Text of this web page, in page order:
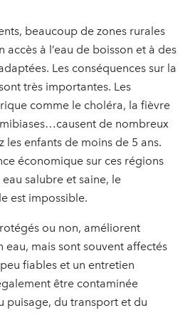
beaucoup de zones rurales
accès à l’eau de boisson et à des
Les conséquences sur la
très importantes. Les
comme le choléra, la fièvre
de nombreux
les enfants de moins de 5 ans.
économique sur ces régions
salubre et saine, le
est impossible.
ou non, améliorent
eau, mais sont souvent affectés
fiables et un entretien
être contaminée
puisage, du transport et du